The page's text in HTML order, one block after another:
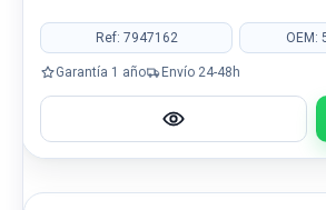
Ref: 7947162 OEM:
Garantía 1 año Envío 24-48h